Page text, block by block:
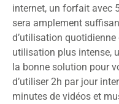
internet, un forfait avec
sera amplement
d’utilisation quotidienne
utilisation plus intense,
la bonne solution pour
d’utiliser 2h par jour
minutes de vidéos et